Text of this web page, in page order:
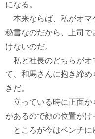
になる。
本来ならば、私がオマ
秘書なのだから、上司
けないのだ。
私と社長のどちらがオ
て、和馬さんに抱き締
きだ。
立っている時に正面か
があるので顔の位置がけ
ところが今はベンチに